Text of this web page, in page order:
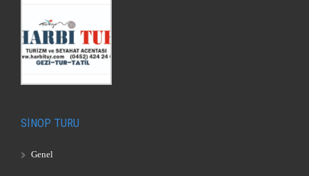
SİNOP TURU
Genel